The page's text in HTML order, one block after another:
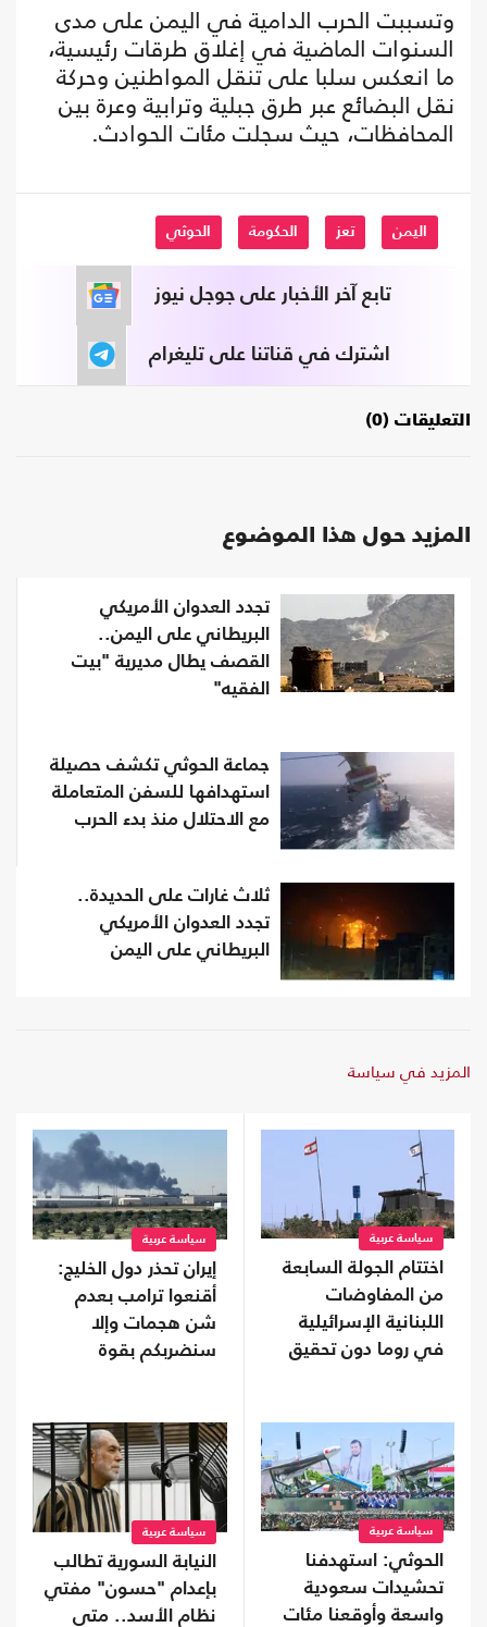
وتسببت الحرب الدامية في اليمن على مدى
السنوات الماضية في إغلاق طرقات رئيسية،
ما انعكس سلبا على تنقل المواطنين وحركة
نقل البضائع عبر طرق جبلية وترابية وعرة بين
المحافظات، حيث سجلت مئات الحوادث.
اليمن تعز الحكومة الحوثي
تابع آخر الأخبار على جوجل نيوز
اشترك في قناتنا على تليغرام
التعليقات (0)
المزيد حول هذا الموضوع
تجدد العدوان الأمريكي
البريطاني على اليمن..
القصف يطال مديرية "بيت
الفقيه"
جماعة الحوثي تكشف حصيلة
استهدافها للسفن المتعاملة
مع الاحتلال منذ بدء الحرب
ثلاث غارات على الحديدة..
تجدد العدوان الأمريكي
البريطاني على اليمن
المزيد في سياسة
سياسة عربية
اختتام الجولة السابعة
من المفاوضات
اللبنانية الإسرائيلية
في روما دون تحقيق
سياسة عربية
إيران تحذر دول الخليج:
أقنعوا ترامب بعدم
شن هجمات وإلا
سنضربكم بقوة
سياسة عربية
الحوثي: استهدفنا
تحشيدات سعودية
واسعة وأوقعنا مئات
سياسة عربية
النيابة السورية تطالب
بإعدام "حسون" مفتي
نظام الأسد.. متى